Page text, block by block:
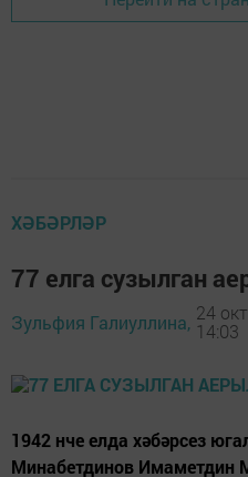
ХӘБӘРЛӘР
77 елга сузылган
Зульфия Галиуллина, 24
14:03
1942 нче елда хәбәрсез
Минабетдинов Имаметдин